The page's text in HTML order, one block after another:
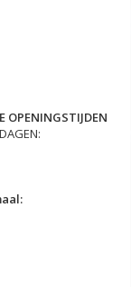
OPENINGSTIJDEN